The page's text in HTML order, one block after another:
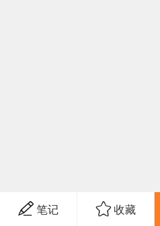
笔记 收藏